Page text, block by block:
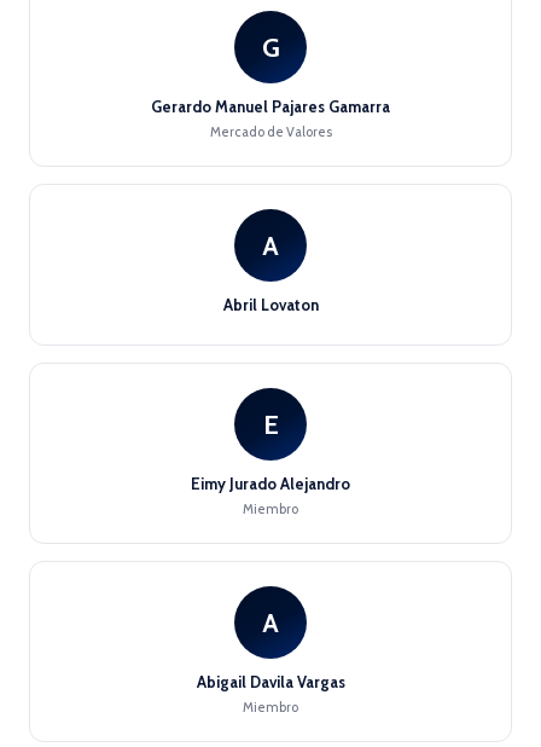
G
Gerardo Manuel Pajares Gamarra
Mercado de Valores
A
Abril Lovaton
E
Eimy Jurado Alejandro
Miembro
A
Abigail Davila Vargas
Miembro